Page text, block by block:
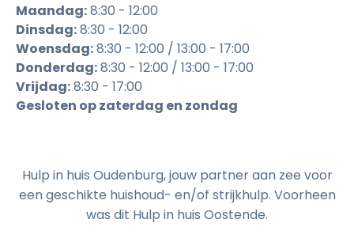
Maandag:8:30 - 12:00
Dinsdag:8:30 - 12:00
Woensdag:8:30 - 12:00 / 13:00 - 17:00
Donderdag:8:30 - 12:00 / 13:00 - 17:00
Vrijdag:8:30 - 17:00
Gesloten op zaterdag en zondag
Hulp in huis Oudenburg, jouw partner aan zee voor
een geschikte huishoud- en/of strijkhulp. Voorheen
was dit Hulp in huis Oostende.